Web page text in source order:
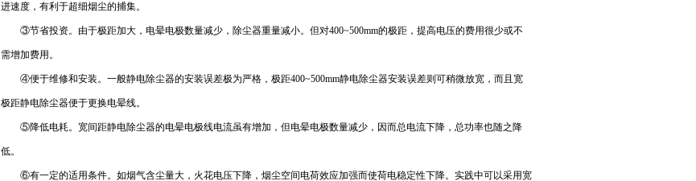
进速度，有利于超细烟尘的捕集。
③节省投资。由于极距加大，电晕电极数量减少，除尘器重量减小。但对400~500mm的极距，提高电压的费用很少或不
需增加费用。
④便于维修和安装。一般静电除尘器的安装误差极为严格，极距400~500mm静电除尘器安装误差则可稍微放宽，而且宽
极距静电除尘器便于更换电晕线。
⑤降低电耗。宽间距静电除尘器的电晕电极线电流虽有增加，但电晕电极数量减少，因而总电流下降，总功率也随之降
低。
⑥有一定的适用条件。如烟气含尘量大，火花电压下降，烟尘空间电荷效应加强而使荷电稳定性下降。实践中可以采用宽